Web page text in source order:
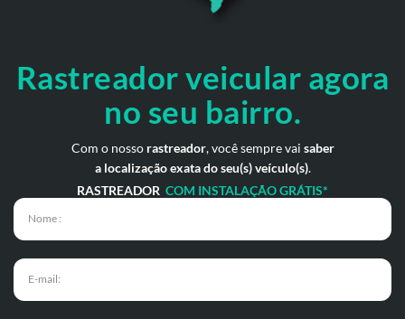
Rastreador veicular agora
no seu bairro.
Com o nosso rastreador, você sempre vai saber
a localização exata do seu(s) veículo(s).
RASTREADOR COM INSTALAÇÃO GRÁTIS*